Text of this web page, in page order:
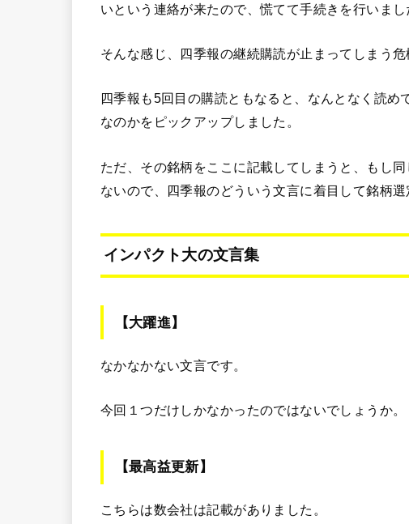
いという連絡が来たので、慌てて手続きを行いまし
そんな感じ、四季報の継続購読が止まってしまう危
四季報も5回目の購読ともなると、なんとなく読
なのかをピックアップしました。
ただ、その銘柄をここに記載してしまうと、もし
ないので、四季報のどういう文言に着目して銘柄
インパクト大の文言集
【大躍進】
なかなかない文言です。
今回１つだけしかなかったのではないでしょうか。
【最高益更新】
こちらは数会社は記載がありました。